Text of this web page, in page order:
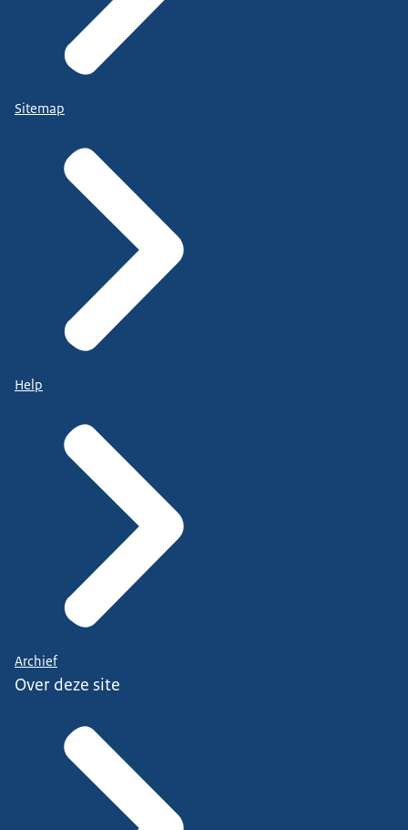
Sitemap
Help
Archief
Over deze site